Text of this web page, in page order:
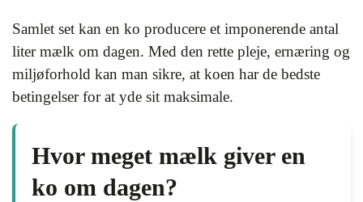
Samlet set kan en ko producere et imponerende antal
liter mælk om dagen. Med den rette pleje, ernæring og
miljøforhold kan man sikre, at koen har de bedste
betingelser for at yde sit maksimale.
Hvor meget mælk giver en
ko om dagen?